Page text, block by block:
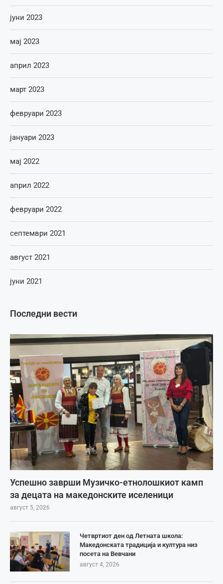
Последни вести
Успешно заврши Музичко-етнолошкиот камп
за децата на македонските иселеници
август 5, 2026
Четвртиот ден од Летната школа:
Македонската традиција и култура низ
посета на Вевчани
август 4, 2026
јуни 2023
мај 2023
април 2023
март 2023
февруари 2023
јануари 2023
мај 2022
април 2022
февруари 2022
септември 2021
август 2021
јуни 2021